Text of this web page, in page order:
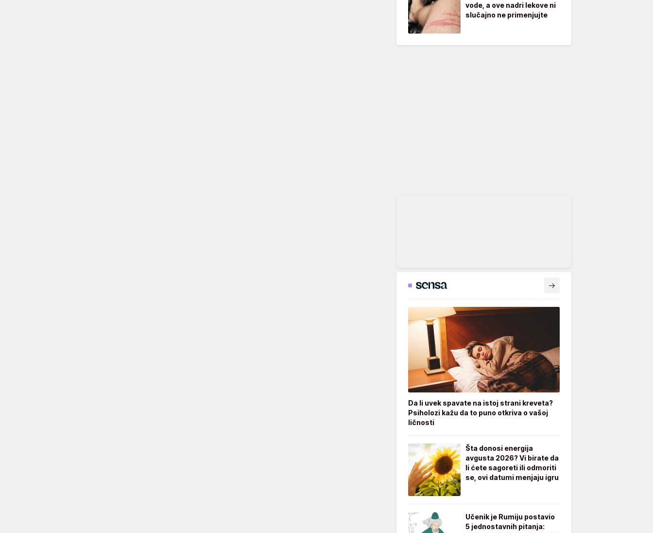
vode, a ove nadri lekove ni
slučajno ne primenjujte
Da li uvek spavate na istoj strani kreveta?
Psiholozi kažu da to puno otkriva o vašoj
ličnosti
Šta donosi energija
avgusta 2026? Vi birate da
li ćete sagoreti ili odmoriti
se, ovi datumi menjaju igru
Učenik je Rumiju postavio
5 jednostavnih pitanja: